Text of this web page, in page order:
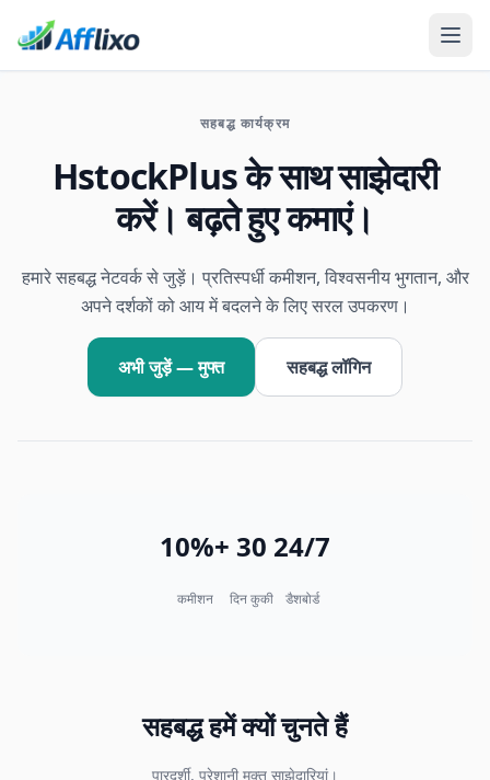
सहबद्ध कार्यक्रम
HstockPlus के साथ साझेदारी
करें। बढ़ते हुए कमाएं।
हमारे सहबद्ध नेटवर्क से जुड़ें। प्रतिस्पर्धी कमीशन, विश्वसनीय भुगतान, और
अपने दर्शकों को आय में बदलने के लिए सरल उपकरण।
अभी जुड़ें — मुफ्त सहबद्ध लॉगिन
10%+
कमीशन
30
दिन कुकी
24/7
डैशबोर्ड
सहबद्ध हमें क्यों चुनते हैं
पारदर्शी, परेशानी मुक्त साझेदारियां।